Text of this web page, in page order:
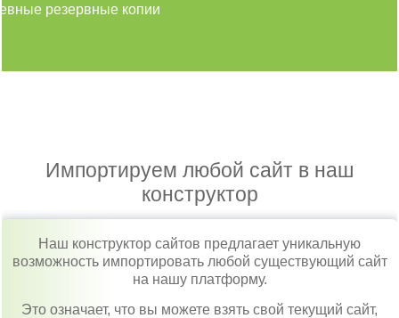
резервные копии
Импортируем любой сайт в наш
конструктор
Наш конструктор сайтов предлагает уникальную
возможность импортировать любой существующий сайт
на нашу платформу.
Это означает, что вы можете взять свой текущий сайт,